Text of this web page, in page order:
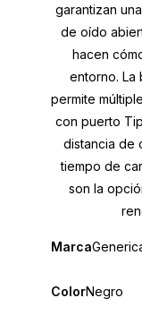
garantizan
de oído
hacen
entorno. La
permite
con puerto
distancia de
tiempo de
son la
Marca
ColorNegro